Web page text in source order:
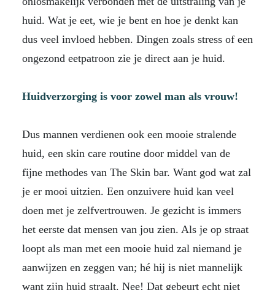
huid. Wat je eet, wie je bent en hoe je denkt kan
dus veel invloed hebben. Dingen zoals stress of een
ongezond eetpatroon zie je direct aan je huid.
Huidverzorging is voor zowel man als vrouw!
Dus mannen verdienen ook een mooie stralende
huid, een skin care routine door middel van de
fijne methodes van The Skin bar. Want god wat zal
je er mooi uitzien. Een onzuivere huid kan veel
doen met je zelfvertrouwen. Je gezicht is immers
het eerste dat mensen van jou zien. Als je op straat
loopt als man met een mooie huid zal niemand je
aanwijzen en zeggen van; hé hij is niet mannelijk
want zijn huid straalt. Nee! Dat gebeurt echt niet